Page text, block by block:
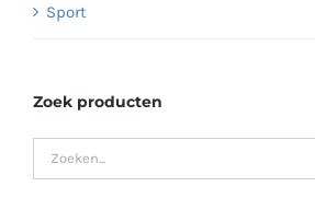
Sport
Zoek producten